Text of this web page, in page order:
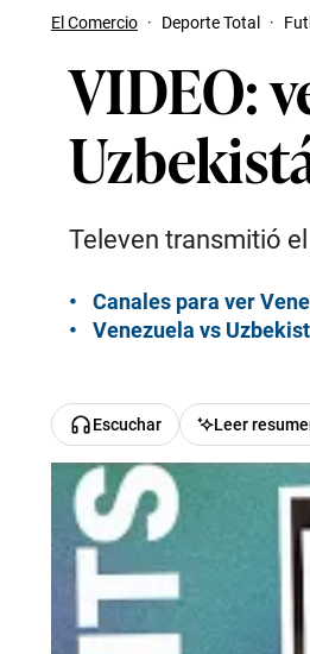
El Comercio · Deporte Total ·
VIDEO:
Televen transmitió
Canales para ver
Venezuela vs
Escuchar Leer